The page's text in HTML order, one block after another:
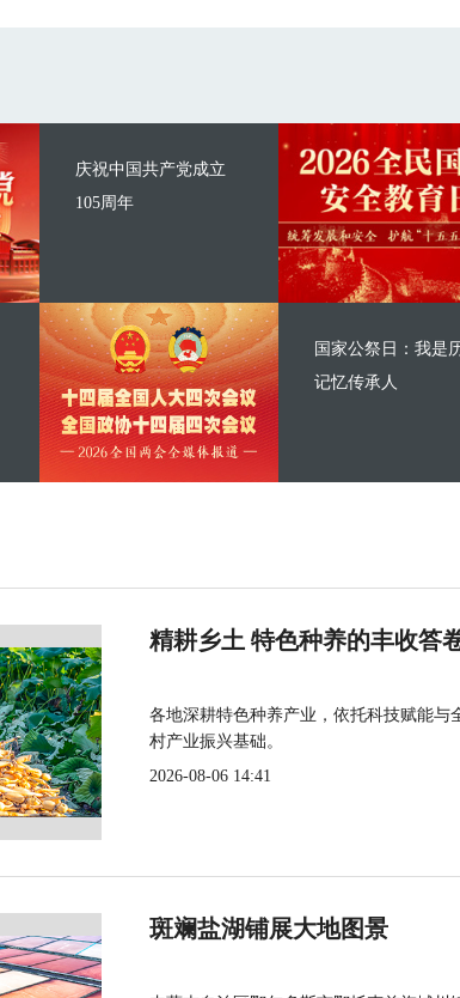
庆祝中国共产党成立
105周年
国家公祭日：我是
记忆传承人
精耕乡土 特色种养的丰收答
各地深耕特色种养产业，依托科技赋能
村产业振兴基础。
2026-08-06 14:41
斑斓盐湖铺展大地图景